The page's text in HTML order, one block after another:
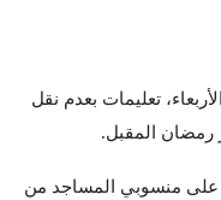
تعليمات بعدم نقل
رمضان المقبل.
على منسوبي المساجد من